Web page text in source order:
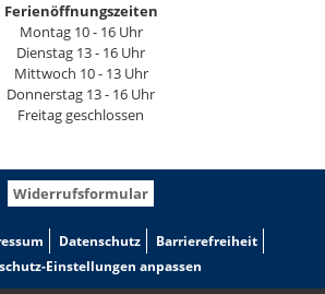
Ferienöffnungszeiten
Montag 10 - 16 Uhr
Dienstag 13 - 16 Uhr
Mittwoch 10 - 13 Uhr
Donnerstag 13 - 16 Uhr
Freitag geschlossen
Widerrufsformular
Datenschutz
Barrierefreiheit
Einstellungen anpassen